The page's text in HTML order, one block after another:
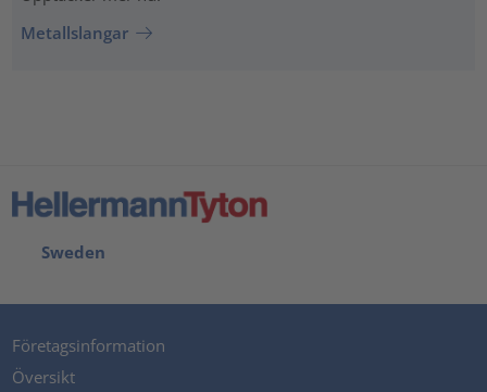
Metallslangar
Sweden
Företagsinformation
Översikt